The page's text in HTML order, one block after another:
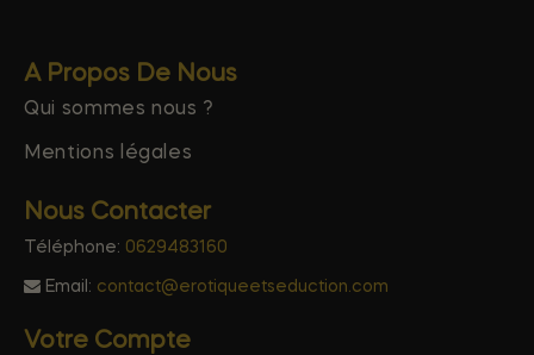
A Propos De Nous
Qui sommes nous ?
Mentions légales
Nous Contacter
Téléphone: 0629483160
Email: contact@erotiqueetseduction.com
Votre Compte